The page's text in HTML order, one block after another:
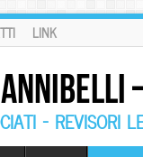
LINK
– REVISORI